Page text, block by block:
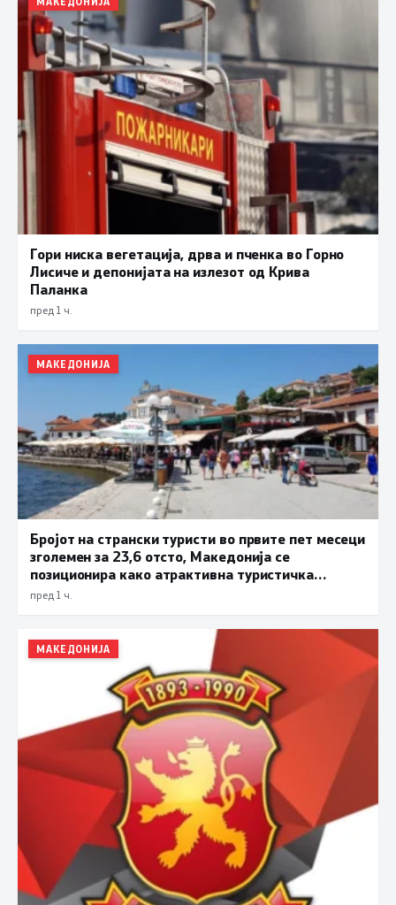
Гори ниска вегетација, дрва и пченка во Горно
Лисиче и депонијата на излезот од Крива
Паланка
пред 1 ч.
МАКЕДОНИЈА
Бројот на странски туристи во првите пет месеци
зголемен за 23,6 отсто, Македонија се
позиционира како атрактивна туристичка
дестинација
пред 1 ч.
МАКЕДОНИЈА